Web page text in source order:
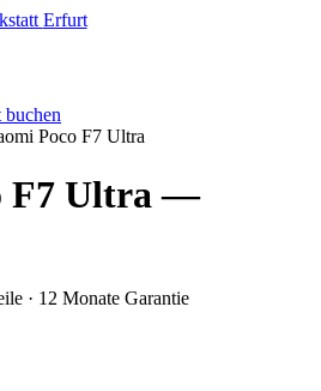
Erfurt
buchen
Poco F7 Ultra
F7 Ultra—
· 12 Monate Garantie